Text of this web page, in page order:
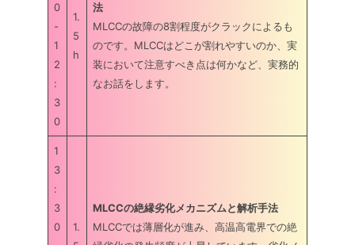
0
-
1
2
:
3
0
1.
5
h
法
MLCCの故障の8割程度がクラックによるも
のです。MLCCはどこが割れやすいのか、実
装において注意すべき点は何かなど、実務的
なお話をします。
1
3
:
3
0
1.
MLCCの絶縁劣化メカニズムと解析手法
MLCCでは薄層化が進み、高温高電界での絶